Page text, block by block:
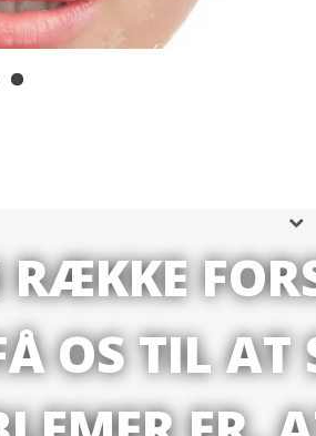
RÆKKE
OS TIL AT